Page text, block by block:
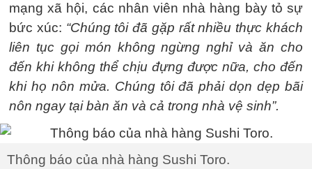
mạng xã hội, các nhân viên nhà hàng bày tỏ sự
bức xúc: “Chúng tôi đã gặp rất nhiều thực khách
liên tục gọi món không ngừng nghỉ và ăn cho
đến khi không thể chịu đựng được nữa, cho đến
khi họ nôn mửa. Chúng tôi đã phải dọn dẹp bãi
nôn ngay tại bàn ăn và cả trong nhà vệ sinh”.
Thông báo của nhà hàng Sushi Toro.